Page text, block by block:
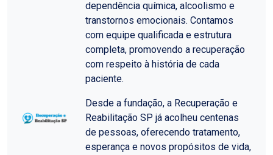
dependência química, alcoolismo e
transtornos emocionais. Contamos
com equipe qualificada e estrutura
completa, promovendo a recuperação
com respeito à história de cada
paciente.
Desde a fundação, a Recuperação e
Reabilitação SP já acolheu centenas
de pessoas, oferecendo tratamento,
esperança e novos propósitos de vida,